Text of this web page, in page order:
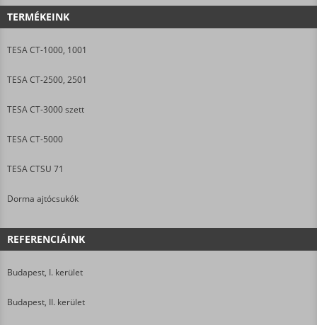
TERMÉKEINK
TESA CT-1000, 1001
TESA CT-2500, 2501
TESA CT-3000 szett
TESA CT-5000
TESA CTSU 71
Dorma ajtócsukók
REFERENCIÁINK
Budapest, I. kerület
Budapest, II. kerület